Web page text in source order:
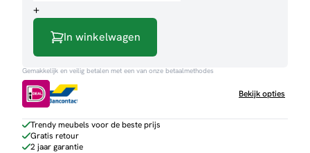
Fauteuil
aantal
+
In winkelwagen
Gemakkelijk en veilig betalen met een van onze betaalmethodes
Bekijk opties
Trendy meubels voor de beste prijs
Gratis retour
2 jaar garantie